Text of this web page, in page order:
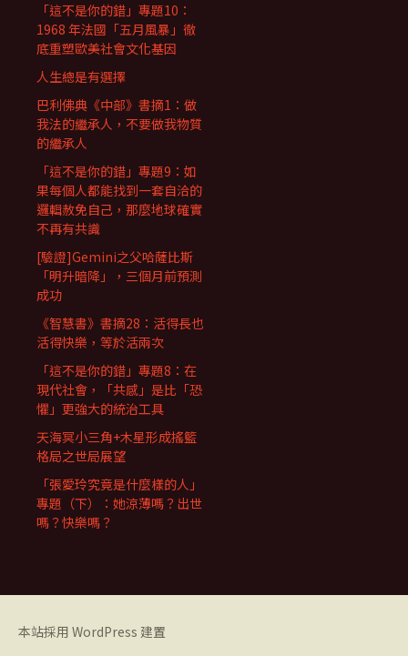
「這不是你的錯」專題10：
1968 年法國「五月風暴」徹
底重塑歐美社會文化基因
人生總是有選擇
巴利佛典《中部》書摘1：做
我法的繼承人，不要做我物質
的繼承人
「這不是你的錯」專題9：如
果每個人都能找到一套自洽的
邏輯赦免自己，那麼地球確實
不再有共識
[驗證]Gemini之父哈薩比斯
「明升暗降」，三個月前預測
成功
《智慧書》書摘28：活得長也
活得快樂，等於活兩次
「這不是你的錯」專題8：在
現代社會，「共感」是比「恐
懼」更強大的統治工具
天海冥小三角+木星形成搖籃
格局之世局展望
「張愛玲究竟是什麼樣的人」
專題（下）：她涼薄嗎？出世
嗎？快樂嗎？
本站採用 WordPress 建置